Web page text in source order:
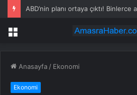
ABD’nin planı ortaya çıktı! Binlerce
Menü
Anasayfa / Ekonomi
Ekonomi